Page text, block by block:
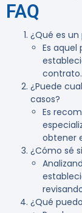
FAQ
¿Qué es
Es
contrato.
¿Puede
casos?
Es
obtener
¿Cómo sé
¿Qué